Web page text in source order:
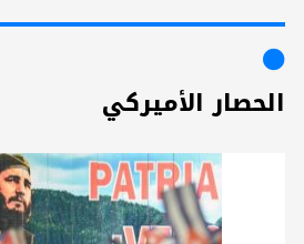
الحصار الأميركي